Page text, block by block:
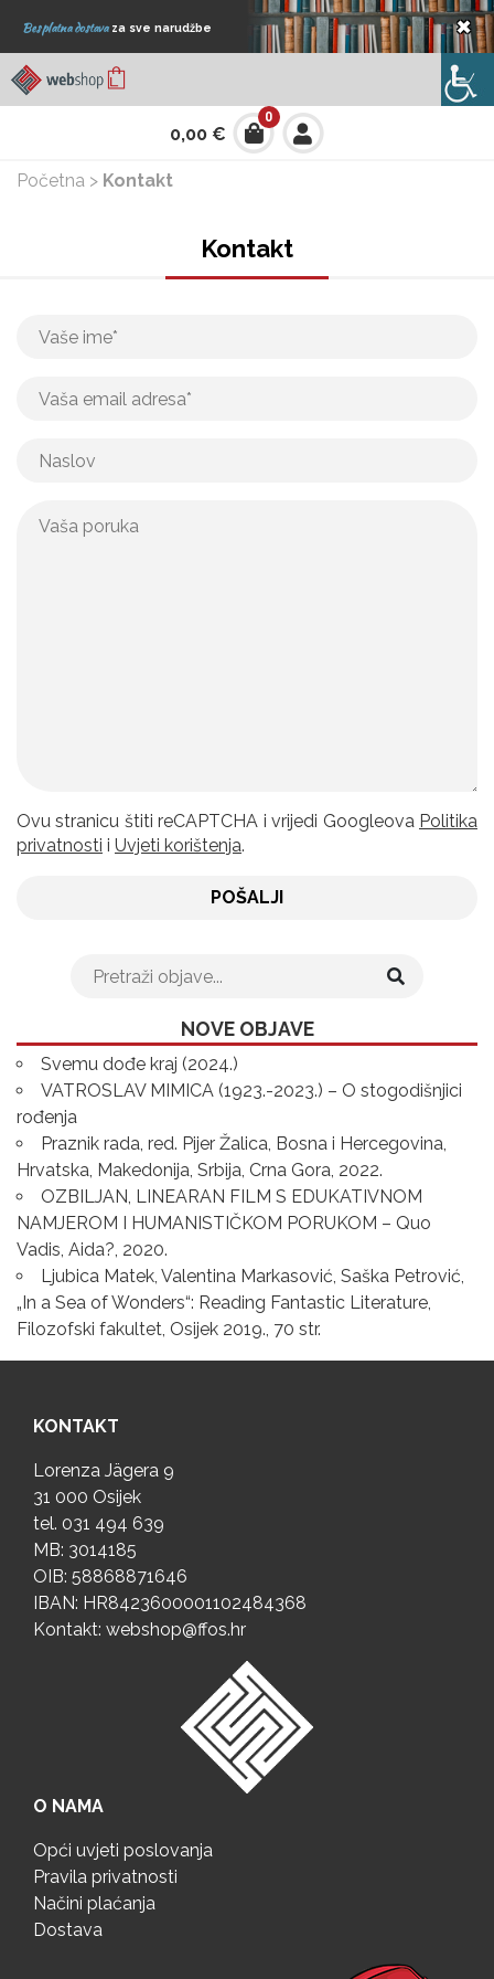
Besplatna dostavaza sve narudžbe ×
0,00 €
0
Početna > Kontakt
Kontakt
Ovu stranicu štiti reCAPTCHA i vrijedi Googleova Politika
privatnosti i Uvjeti korištenja.
NOVE OBJAVE
Svemu dođe kraj (2024.)
VATROSLAV MIMICA (1923.-2023.) – O stogodišnjici
rođenja
Praznik rada, red. Pijer Žalica, Bosna i Hercegovina,
Hrvatska, Makedonija, Srbija, Crna Gora, 2022.
OZBILJAN, LINEARAN FILM S EDUKATIVNOM
NAMJEROM I HUMANISTIČKOM PORUKOM – Quo
Vadis, Aida?, 2020.
Ljubica Matek, Valentina Markasović, Saška Petrović,
„In a Sea of Wonders“: Reading Fantastic Literature,
Filozofski fakultet, Osijek 2019., 70 str.
KONTAKT
Lorenza Jägera 9
31 000 Osijek
tel. 031 494 639
MB: 3014185
OIB: 58868871646
IBAN: HR8423600001102484368
Kontakt: webshop@ffos.hr
O NAMA
Opći uvjeti poslovanja
Pravila privatnosti
Načini plaćanja
Dostava